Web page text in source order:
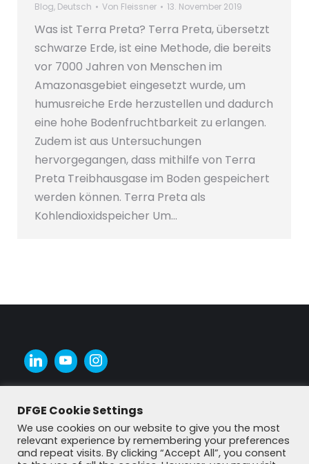
Blog, Deutsch Von Fleissner 13. November 2019
Was ist Terra Preta? Terra Preta, übersetzt
schwarze Erde, ist eine Methode, die bereits
vor 7000 Jahren von Menschen im
Amazonasgebiet eingesetzt wurde, um
humusreiche Erde herzustellen und dadurch
eine hohe Bodenfruchtbarkeit zu erlangen.
Zudem ist aus Untersuchungen
hervorgegangen, dass mithilfe von Terra
Preta Treibhausgase im Boden gespeichert
werden können. Terra Preta als
Kohlendioxidspeicher Um…
DFGE Cookie Settings
We use cookies on our website to give you the most
relevant experience by remembering your preferences
and repeat visits. By clicking “Accept All”, you consent